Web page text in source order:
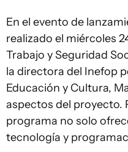
En el evento de
realizado el miércoles
Trabajo y Seguridad
la directora del Inefop
Educación y Cultura,
aspectos del proyecto.
programa no solo
tecnología y